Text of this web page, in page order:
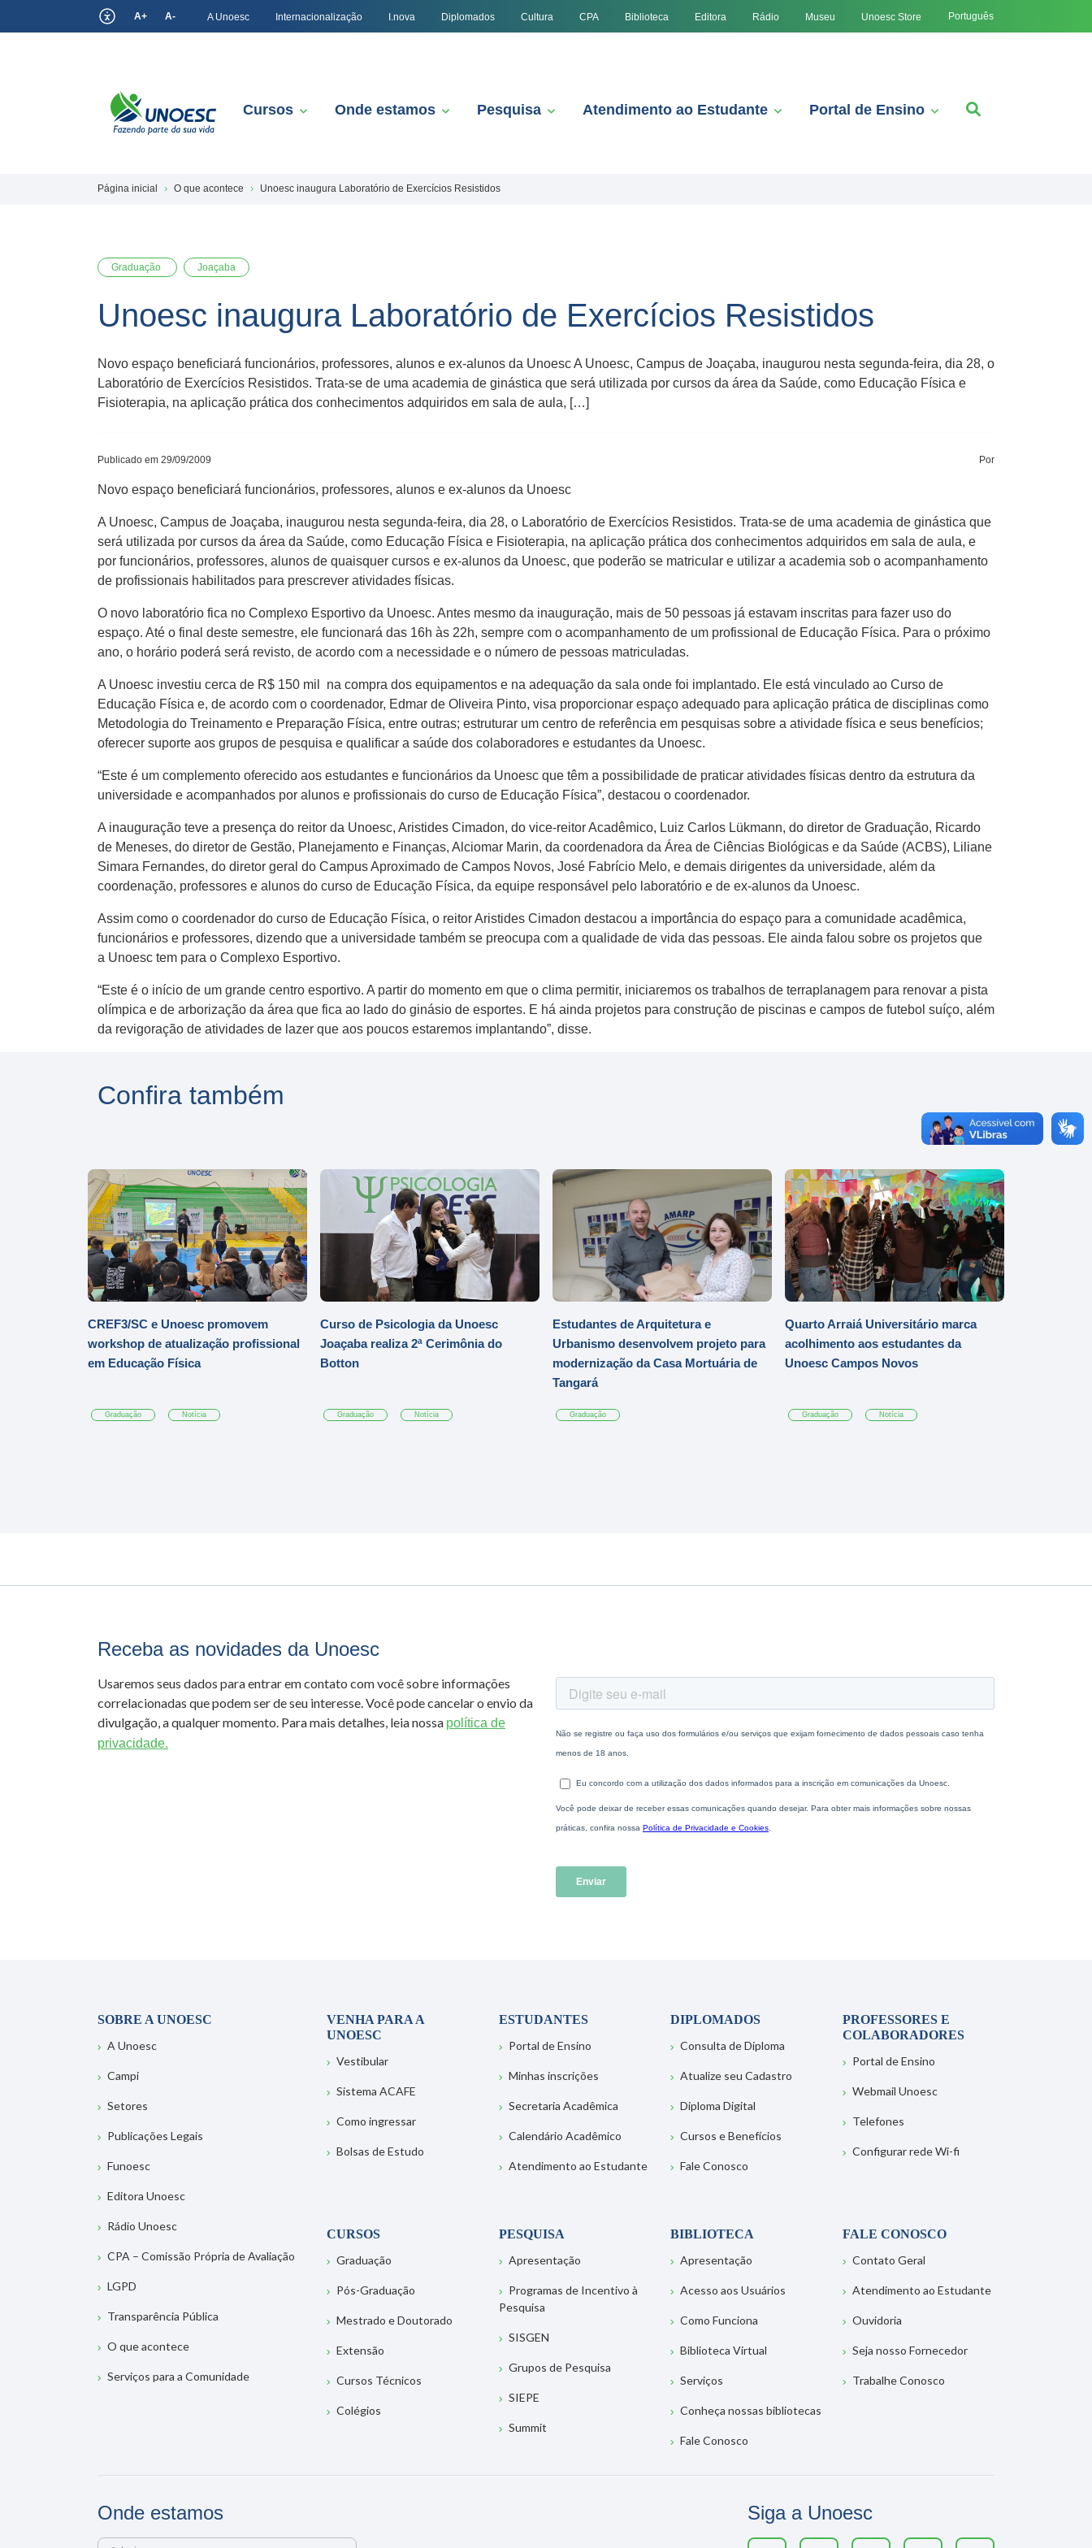
A+ A- A Unoesc Internacionalização I.nova Diplomados Cultura CPA Biblioteca Editora Rádio Museu Unoesc Store Português
Cursos Onde estamos Pesquisa Atendimento ao Estudante Portal de Ensino
Página inicial O que acontece Unoesc inaugura Laboratório de Exercícios Resistidos
Graduação Joaçaba
Unoesc inaugura Laboratório de Exercícios Resistidos
Novo espaço beneficiará funcionários, professores, alunos e ex-alunos da Unoesc A Unoesc, Campus de Joaçaba, inaugurou nesta segunda-feira, dia 28, o
Laboratório de Exercícios Resistidos. Trata-se de uma academia de ginástica que será utilizada por cursos da área da Saúde, como Educação Física e
Fisioterapia, na aplicação prática dos conhecimentos adquiridos em sala de aula, […]
Publicado em 29/09/2009 Por
Novo espaço beneficiará funcionários, professores, alunos e ex-alunos da Unoesc
A Unoesc, Campus de Joaçaba, inaugurou nesta segunda-feira, dia 28, o Laboratório de Exercícios Resistidos. Trata-se de uma academia de ginástica que
será utilizada por cursos da área da Saúde, como Educação Física e Fisioterapia, na aplicação prática dos conhecimentos adquiridos em sala de aula, e
por funcionários, professores, alunos de quaisquer cursos e ex-alunos da Unoesc, que poderão se matricular e utilizar a academia sob o acompanhamento
de profissionais habilitados para prescrever atividades físicas.
O novo laboratório fica no Complexo Esportivo da Unoesc. Antes mesmo da inauguração, mais de 50 pessoas já estavam inscritas para fazer uso do
espaço. Até o final deste semestre, ele funcionará das 16h às 22h, sempre com o acompanhamento de um profissional de Educação Física. Para o próximo
ano, o horário poderá será revisto, de acordo com a necessidade e o número de pessoas matriculadas.
A Unoesc investiu cerca de R$ 150 mil na compra dos equipamentos e na adequação da sala onde foi implantado. Ele está vinculado ao Curso de
Educação Física e, de acordo com o coordenador, Edmar de Oliveira Pinto, visa proporcionar espaço adequado para aplicação prática de disciplinas como
Metodologia do Treinamento e Preparação Física, entre outras; estruturar um centro de referência em pesquisas sobre a atividade física e seus benefícios;
oferecer suporte aos grupos de pesquisa e qualificar a saúde dos colaboradores e estudantes da Unoesc.
“Este é um complemento oferecido aos estudantes e funcionários da Unoesc que têm a possibilidade de praticar atividades físicas dentro da estrutura da
universidade e acompanhados por alunos e profissionais do curso de Educação Física”, destacou o coordenador.
A inauguração teve a presença do reitor da Unoesc, Aristides Cimadon, do vice-reitor Acadêmico, Luiz Carlos Lükmann, do diretor de Graduação, Ricardo
de Meneses, do diretor de Gestão, Planejamento e Finanças, Alciomar Marin, da coordenadora da Área de Ciências Biológicas e da Saúde (ACBS), Liliane
Simara Fernandes, do diretor geral do Campus Aproximado de Campos Novos, José Fabrício Melo, e demais dirigentes da universidade, além da
coordenação, professores e alunos do curso de Educação Física, da equipe responsável pelo laboratório e de ex-alunos da Unoesc.
Assim como o coordenador do curso de Educação Física, o reitor Aristides Cimadon destacou a importância do espaço para a comunidade acadêmica,
funcionários e professores, dizendo que a universidade também se preocupa com a qualidade de vida das pessoas. Ele ainda falou sobre os projetos que
a Unoesc tem para o Complexo Esportivo.
“Este é o início de um grande centro esportivo. A partir do momento em que o clima permitir, iniciaremos os trabalhos de terraplanagem para renovar a pista
olímpica e de arborização da área que fica ao lado do ginásio de esportes. E há ainda projetos para construção de piscinas e campos de futebol suíço, além
da revigoração de atividades de lazer que aos poucos estaremos implantando”, disse.
Confira também
CREF3/SC e Unoesc promovem
workshop de atualização profissional
em Educação Física
Graduação Notícia
Curso de Psicologia da Unoesc
Joaçaba realiza 2ª Cerimônia do
Botton
Graduação Notícia
Estudantes de Arquitetura e
Urbanismo desenvolvem projeto para
modernização da Casa Mortuária de
Tangará
Graduação
Quarto Arraiá Universitário marca
acolhimento aos estudantes da
Unoesc Campos Novos
Graduação Notícia
Receba as novidades da Unoesc
Usaremos seus dados para entrar em contato com você sobre informações
correlacionadas que podem ser de seu interesse. Você pode cancelar o envio da
divulgação, a qualquer momento. Para mais detalhes, leia nossa política de
privacidade.
SOBRE A UNOESC
A Unoesc
Campi
Setores
Publicações Legais
Funoesc
Editora Unoesc
Rádio Unoesc
CPA – Comissão Própria de Avaliação
LGPD
Transparência Pública
O que acontece
Serviços para a Comunidade
VENHA PARA A
UNOESC
Vestibular
Sistema ACAFE
Como ingressar
Bolsas de Estudo
ESTUDANTES
Portal de Ensino
Minhas inscrições
Secretaria Acadêmica
Calendário Acadêmico
Atendimento ao Estudante
DIPLOMADOS
Consulta de Diploma
Atualize seu Cadastro
Diploma Digital
Cursos e Benefícios
Fale Conosco
PROFESSORES E
COLABORADORES
Portal de Ensino
Webmail Unoesc
Telefones
Configurar rede Wi-fi
CURSOS
Graduação
Pós-Graduação
Mestrado e Doutorado
Extensão
Cursos Técnicos
Colégios
PESQUISA
Apresentação
Programas de Incentivo à
Pesquisa
SISGEN
Grupos de Pesquisa
SIEPE
Summit
BIBLIOTECA
Apresentação
Acesso aos Usuários
Como Funciona
Biblioteca Virtual
Serviços
Conheça nossas bibliotecas
Fale Conosco
FALE CONOSCO
Contato Geral
Atendimento ao Estudante
Ouvidoria
Seja nosso Fornecedor
Trabalhe Conosco
Onde estamos Siga a Unoesc